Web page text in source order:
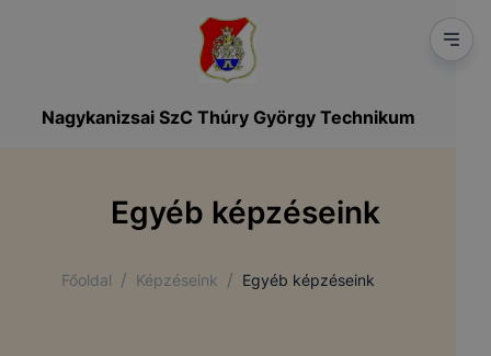
Nagykanizsai SzC Thúry György Technikum
Egyéb képzéseink
Főoldal / Képzéseink / Egyéb képzéseink